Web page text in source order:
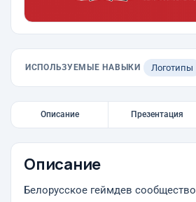
ИСПОЛЬЗУЕМЫЕ НАВЫКИ Логотипы
Описание Презентация
Описание
Белорусское геймдев сообщество